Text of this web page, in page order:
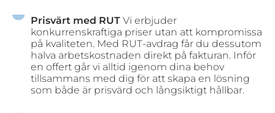
Prisvärt med RUTVi erbjuder
konkurrenskraftiga priser utan att kompromissa
på kvaliteten. Med RUT-avdrag får du dessutom
halva arbetskostnaden direkt på fakturan. Inför
en offert går vi alltid igenom dina behov
tillsammans med dig för att skapa en lösning
som både är prisvärd och långsiktigt hållbar.